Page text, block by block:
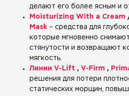
делают его более ясным и
Moisturizing With a Cream
Mask – средства для
которые мгновенно
стянутости и возвращают
мягкость.
Линии V-Lift , V-Firm ,
решения для потери
статических морщин,